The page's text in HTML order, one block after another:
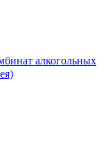
алкогольных